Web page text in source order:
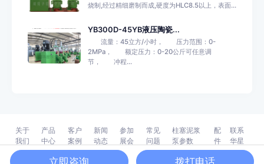
烧制,经过精细磨制而成,硬度为HLC8.5以上，表面...
YB300D-45YB液压陶瓷...
流量：45立方/小时， 压力范围：0-
2MPa， 额定压力：0-20公斤可任意调
节， 冲程...
2026 © 压滤机专用泵_液压陶瓷柱塞泥浆泵_咸阳华星泵业有限公司
关于
我们
产品
中心
客户
案例
新闻
动态
参加
展会
常见
问题
柱塞泥浆
泵参数
配
件
联系
华星
立即咨询 拨打电话